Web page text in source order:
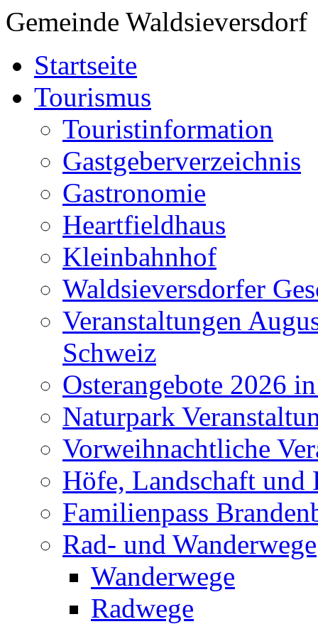
Gemeinde Waldsieversdorf
Startseite
Tourismus
Touristinformation
Gastgeberverzeichnis
Gastronomie
Heartfieldhaus
Kleinbahnhof
Waldsieversdorfer
Veranstaltungen
Schweiz
Osterangebote 2026
Naturpark
Vorweihnachtliche
Höfe, Landschaft und
Familienpass
Rad- und Wanderwege
Wanderwege
Radwege